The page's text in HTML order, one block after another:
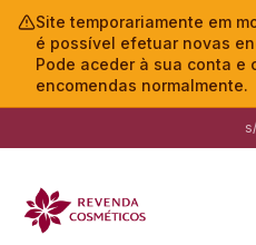
Site temporariamente em
é possível efetuar novas
Pode aceder à sua conta e
encomendas normalmente.